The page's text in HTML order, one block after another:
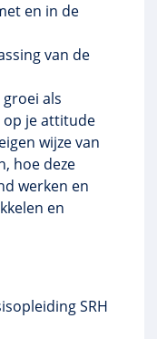
en in de
van de
als
je attitude
wijze van
hoe deze
werken en
en
SRH